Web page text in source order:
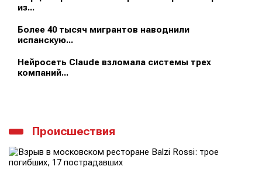
из...
Более 40 тысяч мигрантов наводнили
испанскую...
Нейросеть Claude взломала системы трех
компаний...
Происшествия